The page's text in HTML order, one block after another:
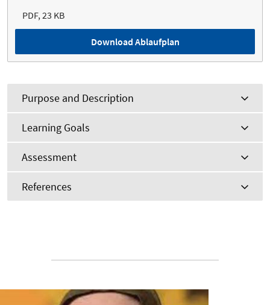
PDF, 23 KB
Download Ablaufplan
Purpose and Description
Learning Goals
Assessment
References